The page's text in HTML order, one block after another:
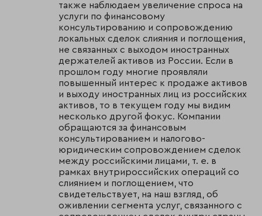
также наблюдаем увеличение спроса на
услуги по финансовому
консультированию и сопровождению
локальных сделок слияния и поглощения,
не связанных с выходом иностранных
держателей активов из России. Если в
прошлом году многие проявляли
повышенный интерес к продаже активов
и выходу иностранных лиц из российских
активов, то в текущем году мы видим
несколько другой фокус. Компании
обращаются за финансовым
консультированием и налогово-
юридическим сопровождением сделок
между российскими лицами, т. е. в
рамках внутрироссийских операций со
слиянием и поглощением, что
свидетельствует, на наш взгляд, об
оживлении сегмента услуг, связанного с